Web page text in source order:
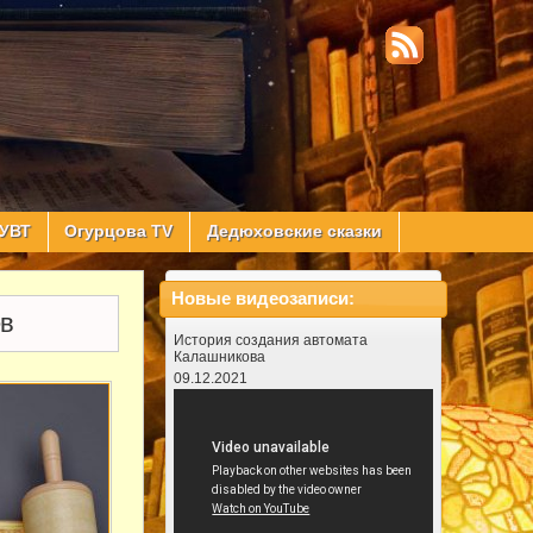
Огурцова TV Дедюховские сказки
Новые видеозаписи:
История создания автомата
Калашникова
09.12.2021